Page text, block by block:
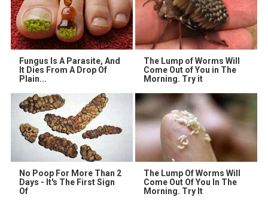
Fungus Is A Parasite, And
It Dies From A Drop Of
Plain...
The Lump of Worms Will
Come Out of You in The
Morning. Try it
No Poop For More Than 2
Days - It's The First Sign
Of
The Lump Of Worms Will
Come Out Of You In The
Morning. Try It